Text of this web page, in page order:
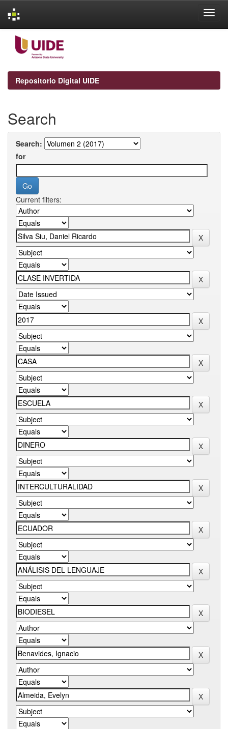
navigation
Repositorio Digital UIDE
Search
Search:
for
Current filters: